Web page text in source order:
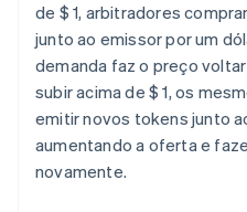
de $ 1, arbitradores
junto ao emissor por um
demanda faz o preço
subir acima de $ 1, os
emitir novos tokens junto
aumentando a oferta e
novamente.